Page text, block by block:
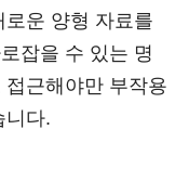
운 양형 자료를
잡을 수 있는 명
근해야만 부작용
니다.